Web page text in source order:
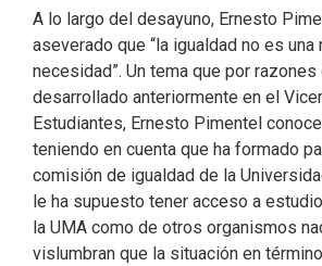
A lo largo del desayuno, Ernesto
aseverado que “la igualdad no es una
necesidad”. Un tema que por razones
desarrollado anteriormente en el
Estudiantes, Ernesto Pimentel
teniendo en cuenta que ha formado
comisión de igualdad de la
le ha supuesto tener acceso a
la UMA como de otros organismos
vislumbran que la situación en